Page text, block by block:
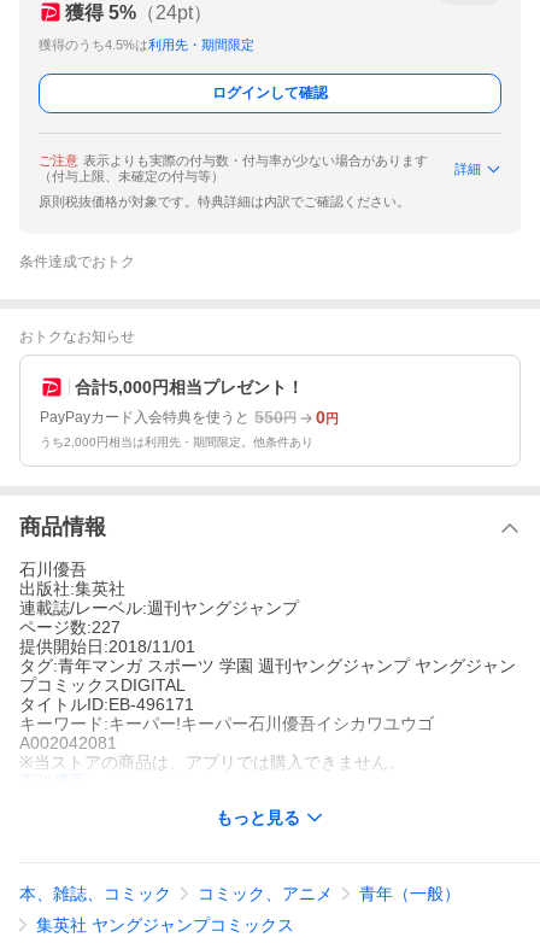
獲得 5% （24pt）
獲得のうち4.5%は利用先・期間限定
ログインして確認
ご注意 表示よりも実際の付与数・付与率が少ない場合があります
（付与上限、未確定の付与等）
詳細
原則税抜価格が対象です。特典詳細は内訳でご確認ください。
条件達成でおトク
おトクなお知らせ
合計5,000円相当プレゼント！
PayPayカード入会特典を使うと 550円 0円
うち2,000円相当は利用先・期間限定。他条件あり
商品情報
石川優吾
出版社:集英社
連載誌/レーベル:週刊ヤングジャンプ
ページ数:227
提供開始日:2018/11/01
タグ:青年マンガ スポーツ 学園 週刊ヤングジャンプ ヤングジャン
プコミックスDIGITAL
タイトルID:EB-496171
キーワード:キーパー!キーパー石川優吾イシカワユウゴ
A002042081
※当ストアの商品は、アプリでは購入できません。
石川優吾
真面目にわが人生を考え、ゾクを抜けて自分のやり方で「青春」
しようと決めた熱い男・佐竹コースケ。さっそく美人マネージャ
ー・吉川さんのいるサッカー部へ入部をもくろんだ! しかし彼が行
もっと見る
本、雑誌、コミック コミック、アニメ
青年（一般）
集英社 ヤングジャンプコミックス